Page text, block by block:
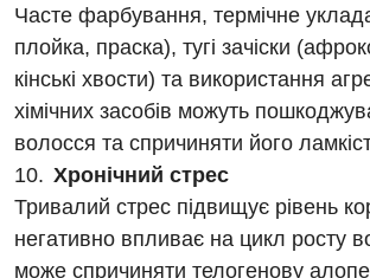
Онкологічне відділлення
Оториноларингологія
Офтальмологічне відділення
Проктологія
Пульмонологія
Ревматологія
Часте фарбування, термічне
плойка, праска), тугі зачіски
кінські хвости) та використання
хімічних засобів можуть
волосся та спричиняти його
Хронічний стрес
Тривалий стрес підвищує рівень
негативно впливає на цикл росту
може спричиняти телогенову